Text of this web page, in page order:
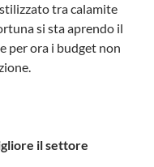
tra calamite
si sta aprendo il
per ora i budget non
il settore